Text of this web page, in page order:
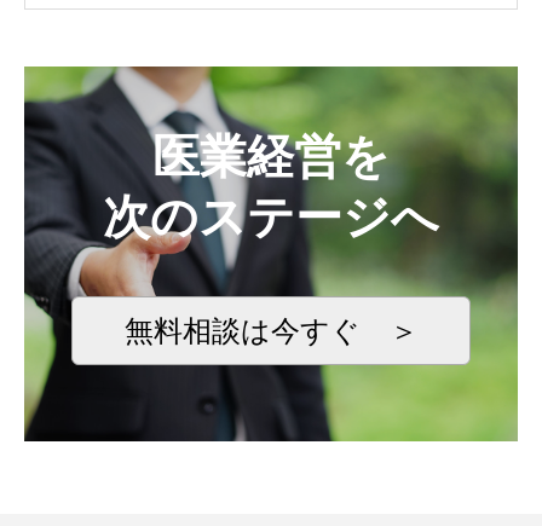
医業経営を
次のステージへ
無料相談は今すぐ ＞